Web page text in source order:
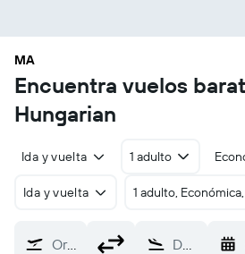
MA
Encuentra vuelos
Hungarian
Ida y vuelta 1 adulto
Ida y vuelta 1 adulto,
Origen Destino